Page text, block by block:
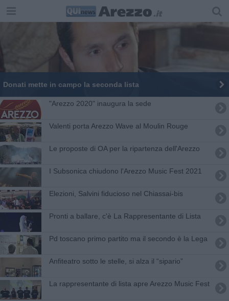
​Donati mette in campo la seconda lista
"Arezzo 2020" inaugura la sede
Valenti porta Arezzo Wave al Moulin Rouge
​Le proposte di OA per la ripartenza dell'Arezzo
I Subsonica chiudono l'Arezzo Music Fest 2021
Elezioni, Salvini fiducioso nel Chiassai-bis
Pronti a ballare, c'è La Rappresentante di Lista
Pd toscano primo partito ma il secondo è la Lega
Anfiteatro sotto le stelle, si alza il “sipario”
La rappresentante di lista apre Arezzo Music Fest